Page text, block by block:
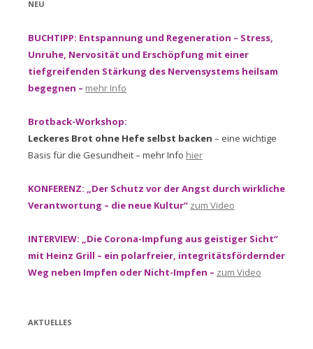
NEU
BUCHTIPP: Entspannung und Regeneration – Stress,
Unruhe, Nervosität und Erschöpfung mit einer
tiefgreifenden Stärkung des Nervensystems heilsam
begegnen – mehr Info
Brotback-Workshop:
Leckeres Brot ohne Hefe selbst backen – eine wichtige
Basis für die Gesundheit – mehr Info hier
KONFERENZ: „Der Schutz vor der Angst durch wirkliche
Verantwortung – die neue Kultur“ zum Video
INTERVIEW: „Die Corona-Impfung aus geistiger Sicht“
mit Heinz Grill – ein polarfreier, integritätsfördernder
Weg neben Impfen oder Nicht-Impfen – zum Video
AKTUELLES